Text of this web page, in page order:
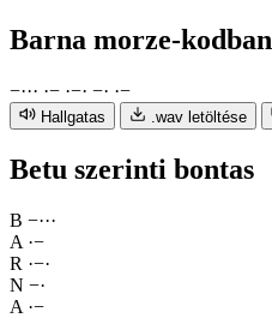
Barna morze-kodban
−··· ·− ·−· −· ·−
Hallgatas .wav letöltése
Betu szerinti bontas
B −···
A ·−
R ·−·
N −·
A ·−